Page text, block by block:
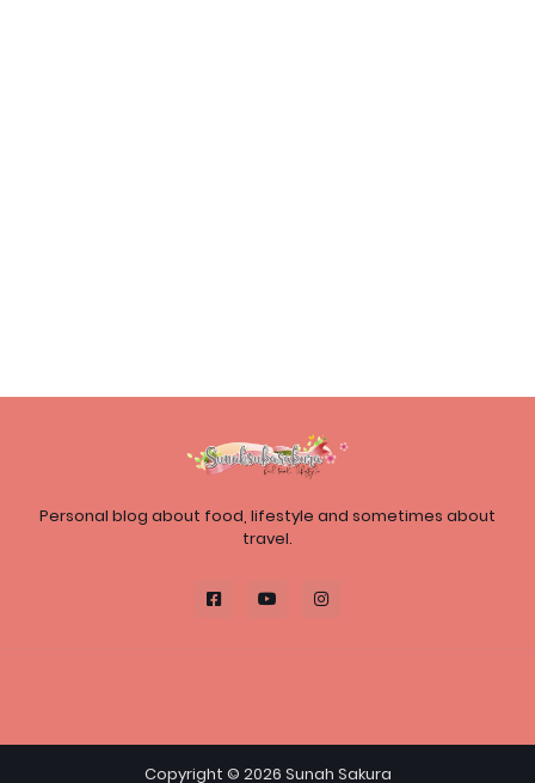
Personal blog about food, lifestyle and sometimes about
travel.
Copyright © 2026 Sunah Sakura